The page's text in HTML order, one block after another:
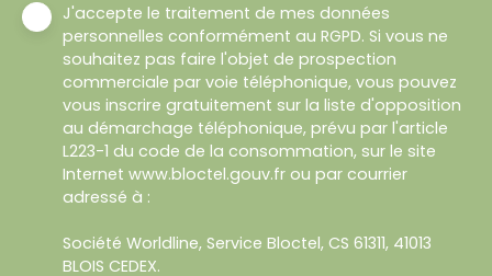
J'accepte le traitement de mes données
personnelles conformément au RGPD. Si vous ne
souhaitez pas faire l'objet de prospection
commerciale par voie téléphonique, vous pouvez
vous inscrire gratuitement sur la liste d'opposition
au démarchage téléphonique, prévu par l'article
L223-1 du code de la consommation, sur le site
Internet www.bloctel.gouv.fr ou par courrier
adressé à :
Société Worldline, Service Bloctel, CS 61311, 41013
BLOIS CEDEX.